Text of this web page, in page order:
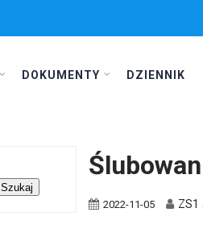
DOKUMENTY DZIENNIK
Szukaj
2022-11-05 ZS1